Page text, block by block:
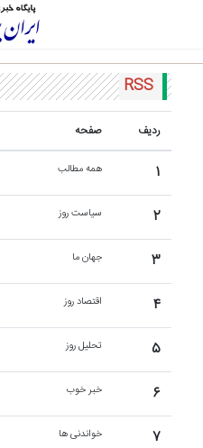
RSS
ردیف صفحه
۱ همه مطالب
۲ سیاست روز
۳ جهان ما
۴ اقتصاد روز
۵ تحلیل روز
۶ خبر خوب
۷ خواندنی ها